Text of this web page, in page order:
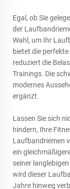
Egal, ob Sie
der
Wahl, um Ihr
bietet die
reduziert die
Trainings. Die
modernes
ergänzt.
Lassen Sie sich
hindern, Ihre
Laufbandriemen
ein
seiner
wird dieser
Jahre hinweg